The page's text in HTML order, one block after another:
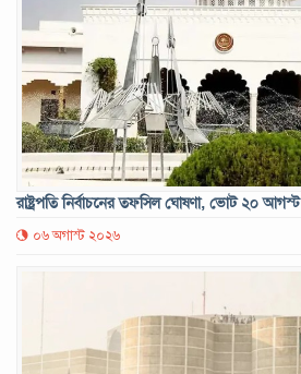
রাষ্ট্রপতি নির্বাচনের তফসিল ঘোষণা, ভোট ২০ আগস্ট
০৬ অগাস্ট ২০২৬